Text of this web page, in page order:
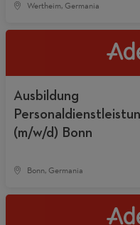
Wertheim, Germania
Ausbildung
(m/w/d) Bonn
Bonn, Germania